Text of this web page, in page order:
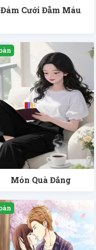
Đám Cưới Đẫm Máu
Món Quà Đắng